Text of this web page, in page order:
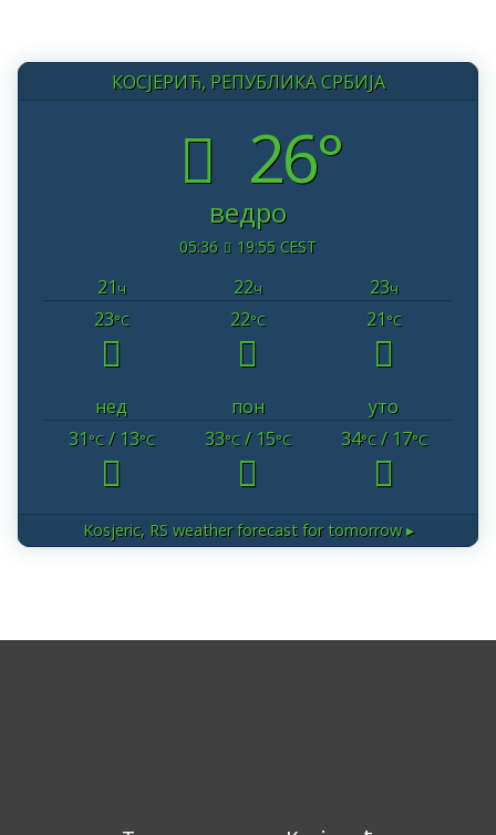
КОСЈЕРИЋ, РЕПУБЛИКА СРБИЈА
26°
ведро
05:36 19:55 CEST
21ч 22ч 23ч
23°C 22°C 21°C
нед пон
уто
31°C/ 13°C 33°C/ 15°C 34°C/ 17°C
Kosjeric, RSweather forecast for tomorrow ▸